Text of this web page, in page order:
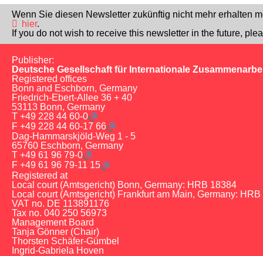
Wenn Sie diesen Newsletter zukünftig nicht mehr erhalten
hier.
If you do not wish to receive this newsletter in the future,
Publisher:
Deutsche Gesellschaft für Internationale
Registered offices
Bonn and Eschborn, Germany
Friedrich-Ebert-Allee 36 + 40
53113 Bonn, Germany
T +49 228 44 60-0
F +49 228 44 60-17 66
Dag-Hammarskjöld-Weg 1 - 5
65760 Eschborn, Germany
T +49 61 96 79-0
F +49 61 96 79-11 15
Registered at
Local court (Amtsgericht) Bonn, Germany: HRB 18384
Local court (Amtsgericht) Frankfurt am Main, Germany:
VAT no. DE 113891176
Tax no. 040 250 56973
Management Board
Tanja Gönner (Chair)
Thorsten Schäfer-Gümbel
Ingrid-Gabriela Hoven